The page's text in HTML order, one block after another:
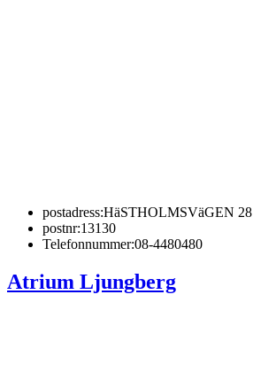
postadress:HäSTHOLMSVäGEN 28
postnr:13130
Telefonnummer:08-4480480
Atrium Ljungberg